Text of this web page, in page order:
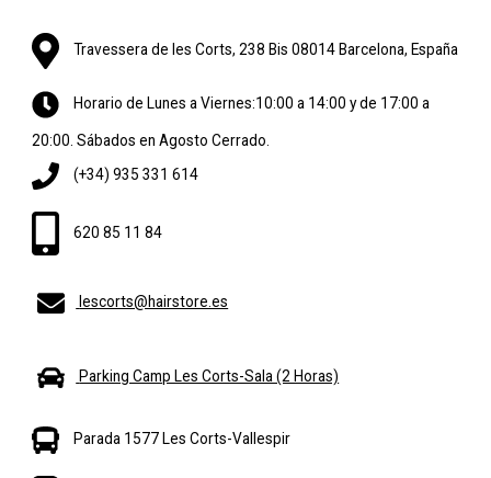
Travessera de les Corts, 238 Bis 08014 Barcelona, España
Horario de Lunes a Viernes:10:00 a 14:00 y de 17:00 a
20:00. Sábados en Agosto Cerrado.
(+34) 935 331 614
620 85 11 84
lescorts@hairstore.es
Parking Camp Les Corts-Sala (2 Horas)
Parada 1577 Les Corts-Vallespir